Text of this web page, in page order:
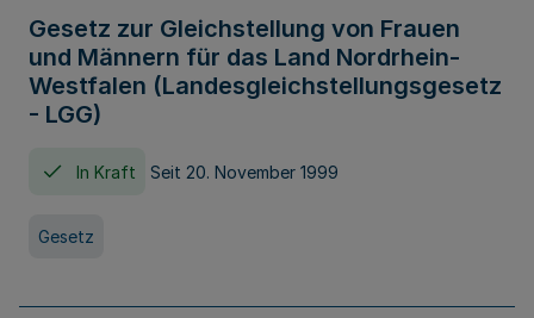
Gesetz zur Gleichstellung von Frauen
und Männern für das Land Nordrhein-
Westfalen (Landesgleichstellungsgesetz
- LGG)
In Kraft Seit 20. November 1999
Gesetz